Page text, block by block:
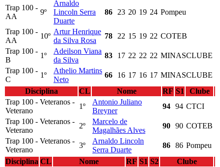
Trap 100 -
AA
9º
Arnaldo
Lincoln Serra
Duarte
86 23 20 19 24 Pompeu
Trap 100 -
AA
10º
Artur Henrique
da Silva Rosa
78 22 15 19 22 COTEB
Trap 100 -
B
1º
Adeilson Viana
da Silva
83 17 22 22 22 MINASCLUBE
Trap 100 -
C
1º
Athelio Martins
Neto
66 16 17 16 17 MINASCLUBE
Disciplina
CL Nome RF S1
Clube
Trap 100 - Veteranos -
Veterano
1º
Antonio Juliano
Breyner
94 94 CTCI
Trap 100 - Veteranos -
Veterano
2º
Marcelo de
Magalhães Alves
90 90 COTEB
Trap 100 - Veteranos -
Veterano
3º
Arnaldo Lincoln
Serra Duarte
86 86 Pompeu
Disciplina CL Nome RF S1 S2
Clube